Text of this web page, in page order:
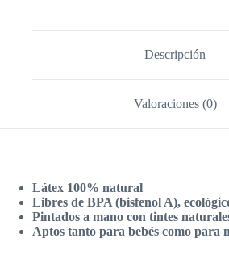
Descripción
Valoraciones (0)
Látex 100% natural
Libres de BPA (bisfenol A),
Pintados a mano con tintes
Aptos tanto para bebés como para